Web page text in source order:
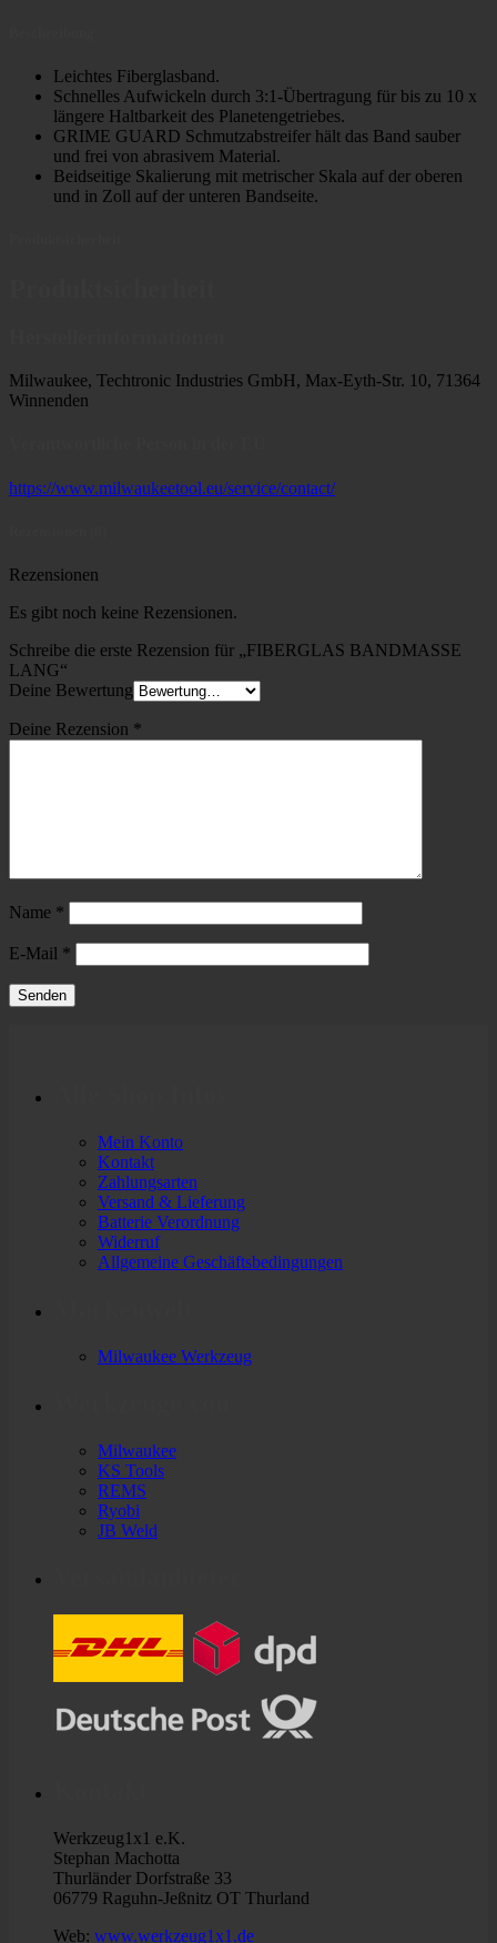
Leichtes Fiberglasband.
Schnelles Aufwickeln durch 3:1-Übertragung für bis zu 10 x
längere Haltbarkeit des Planetengetriebes.
GRIME GUARD Schmutzabstreifer hält das Band sauber
und frei von abrasivem Material.
Beidseitige Skalierung mit metrischer Skala auf der oberen
und in Zoll auf der unteren Bandseite.
Milwaukee, Techtronic Industries GmbH, Max-Eyth-Str. 10, 71364
Winnenden
https://www.milwaukeetool.eu/service/contact/
Rezensionen
Es gibt noch keine Rezensionen.
Schreibe die erste Rezension für „FIBERGLAS BANDMASSE
LANG“
Deine Bewertung
Deine Rezension *
Name *
E-Mail *
Mein Konto
Kontakt
Zahlungsarten
Versand & Lieferung
Batterie Verordnung
Widerruf
Allgemeine Geschäftsbedingungen
Milwaukee Werkzeug
Milwaukee
KS Tools
REMS
Ryobi
JB Weld
Werkzeug1x1 e.K.
Stephan Machotta
Thurländer Dorfstraße 33
06779 Raguhn-Jeßnitz OT Thurland
Web: www.werkzeug1x1.de